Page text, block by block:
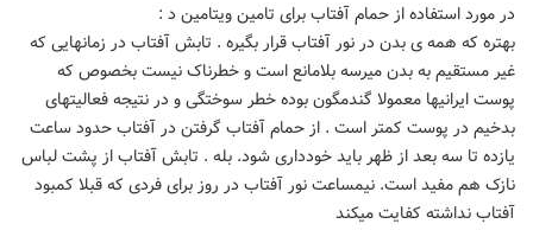
در مورد استفاده از حمام آفتاب برای تامین ویتامین د :
بهتره که همه ی بدن در نور آفتاب قرار بگیره . تابش آفتاب در زمانهایی که
غیر مستقیم به بدن میرسه بلامانع است و خطرناک نیست بخصوص که
پوست ایرانیها معمولا گندمگون بوده خطر سوختگی و در نتیجه فعالیتهای
بدخیم در پوست کمتر است . از حمام آفتاب گرفتن در آفتاب حدود ساعت
یازده تا سه بعد از ظهر باید خودداری شود. بله . تابش آفتاب از پشت لباس
نازک هم مفید است. نیمساعت نور آفتاب در روز برای فردی که قبلا کمبود
آفتاب نداشته کفایت میکند